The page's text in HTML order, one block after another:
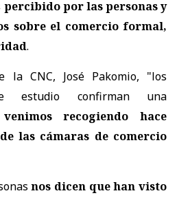
percibido por las personas y
sobre el comercio formal,
.
la CNC, José Pakomio, "los
estudio confirman una
recogiendo hace
las cámaras de comercio
nos dicen que han visto